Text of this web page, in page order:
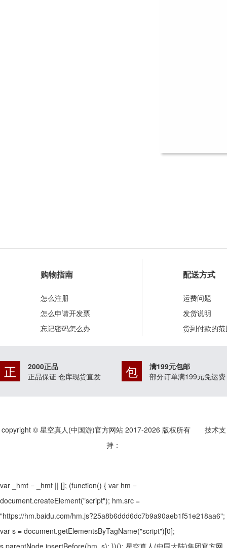
购物指南
怎么注册
怎么申请开发票
忘记密码怎么办
配送方式
运费问题
发货说明
货到付款的
正
2000正品
正品保证 仓库现货直发
包
满199元包邮
部分订单满199元免运费
copyright © 星空真人(中国游)官方网站 2017-2026 版权所有 技术支
持：
var _hmt = _hmt || []; (function() { var hm =
document.createElement("script"); hm.src =
"https://hm.baidu.com/hm.js?25a8b6ddd6dc7b9a90aeb1f51e218aa6";
var s = document.getElementsByTagName("script")[0];
s.parentNode.insertBefore(hm, s); })(); 星空真人(中国大陆)集团官方网